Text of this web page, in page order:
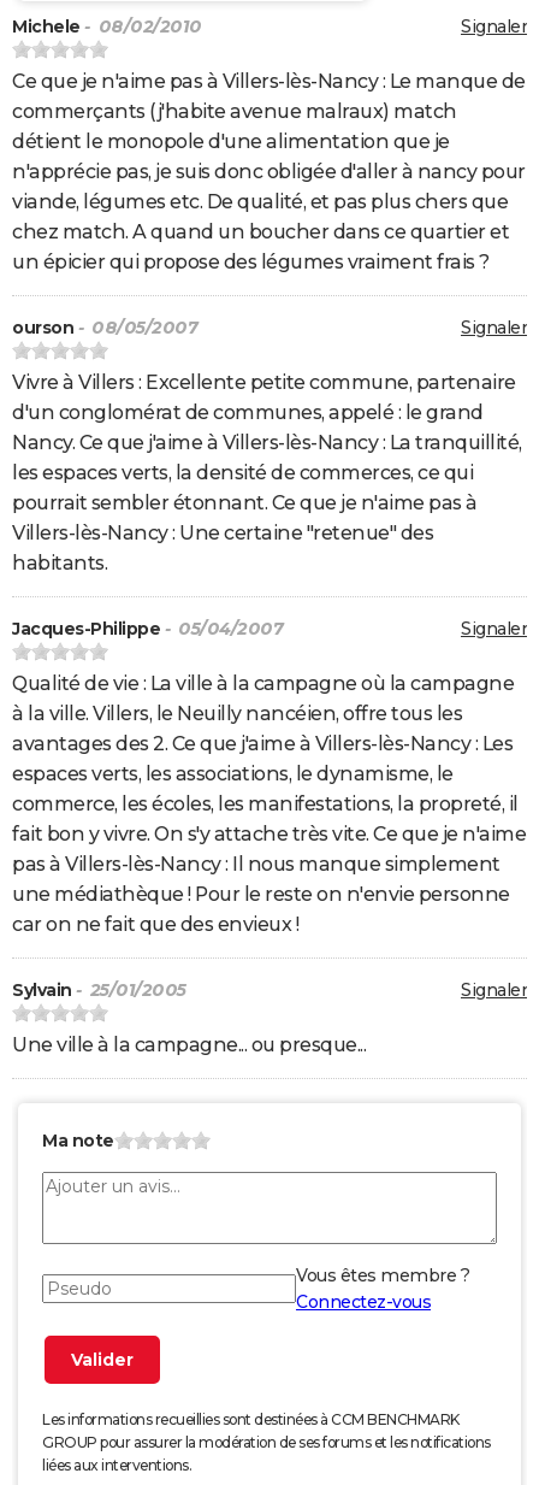
Signaler
Michele - 08/02/2010
Ce que je n'aime pas à Villers-lès-Nancy : Le manque de
commerçants (j'habite avenue malraux) match
détient le monopole d'une alimentation que je
n'apprécie pas, je suis donc obligée d'aller à nancy pour
viande, légumes etc. De qualité, et pas plus chers que
chez match. A quand un boucher dans ce quartier et
un épicier qui propose des légumes vraiment frais ?
Signaler
ourson - 08/05/2007
Vivre à Villers : Excellente petite commune, partenaire
d'un conglomérat de communes, appelé : le grand
Nancy. Ce que j'aime à Villers-lès-Nancy : La tranquillité,
les espaces verts, la densité de commerces, ce qui
pourrait sembler étonnant. Ce que je n'aime pas à
Villers-lès-Nancy : Une certaine "retenue" des
habitants.
Signaler
Jacques-Philippe - 05/04/2007
Qualité de vie : La ville à la campagne où la campagne
à la ville. Villers, le Neuilly nancéien, offre tous les
avantages des 2. Ce que j'aime à Villers-lès-Nancy : Les
espaces verts, les associations, le dynamisme, le
commerce, les écoles, les manifestations, la propreté, il
fait bon y vivre. On s'y attache très vite. Ce que je n'aime
pas à Villers-lès-Nancy : Il nous manque simplement
une médiathèque ! Pour le reste on n'envie personne
car on ne fait que des envieux !
Signaler
Sylvain - 25/01/2005
Une ville à la campagne... ou presque...
Ma note
Vous êtes membre ?
Connectez-vous
Les informations recueillies sont destinées à CCM BENCHMARK
GROUP pour assurer la modération de ses forums et les notifications
liées aux interventions.